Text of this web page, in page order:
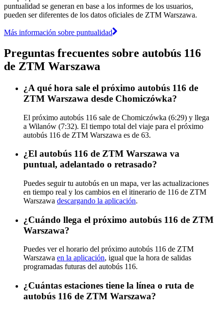
puntualidad se generan en base a los informes de los usuarios,
pueden ser diferentes de los datos oficiales de ZTM Warszawa.
Más información sobre puntualidad
Preguntas frecuentes sobre autobús 116
de ZTM Warszawa
¿A qué hora sale el próximo autobús 116 de
ZTM Warszawa desde Chomiczówka?
El próximo autobús 116 sale de Chomiczówka (6:29) y llega
a Wilanów (7:32). El tiempo total del viaje para el próximo
autobús 116 de ZTM Warszawa es de 63.
¿El autobús 116 de ZTM Warszawa va
puntual, adelantado o retrasado?
Puedes seguir tu autobús en un mapa, ver las actualizaciones
en tiempo real y los cambios en el itinerario de 116 de ZTM
Warszawa descargando la aplicación.
¿Cuándo llega el próximo autobús 116 de ZTM
Warszawa?
Puedes ver el horario del próximo autobús 116 de ZTM
Warszawa en la aplicación, igual que la hora de salidas
programadas futuras del autobús 116.
¿Cuántas estaciones tiene la línea o ruta de
autobús 116 de ZTM Warszawa?